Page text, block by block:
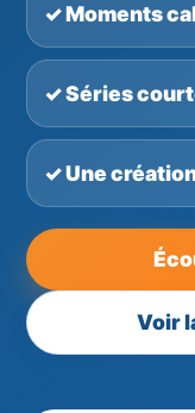
✓ Moments
✓ Séries
✓ Une
Voir